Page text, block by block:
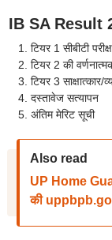
IB SA Result
टियर 1 सीबीटी
टियर 2 की
टियर 3 साक्षात्कार/
दस्तावेज सत्यापन
अंतिम मेरिट सूची
Also read
UP Home
की